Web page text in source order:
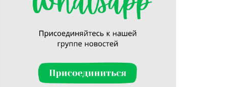
Искать